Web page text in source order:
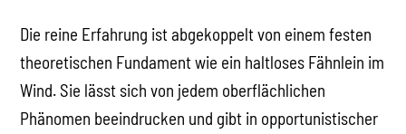
Die reine Erfahrung ist abgekoppelt von einem festen
theoretischen Fundament wie ein haltloses Fähnlein im
Wind. Sie lässt sich von jedem oberflächlichen
Phänomen beeindrucken und gibt in opportunistischer